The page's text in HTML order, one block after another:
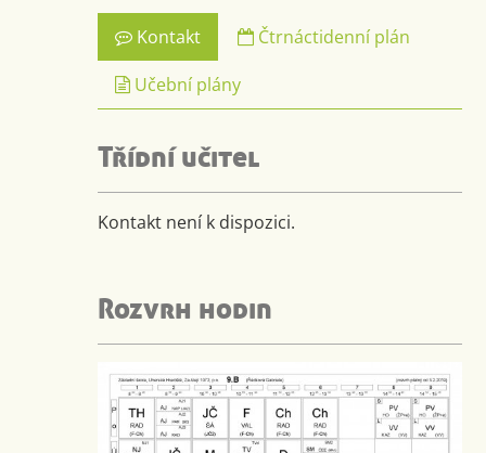
Kontakt
Čtrnáctidenní plán
Učební plány
Třídní učitel
Kontakt není k dispozici.
Rozvrh hodin